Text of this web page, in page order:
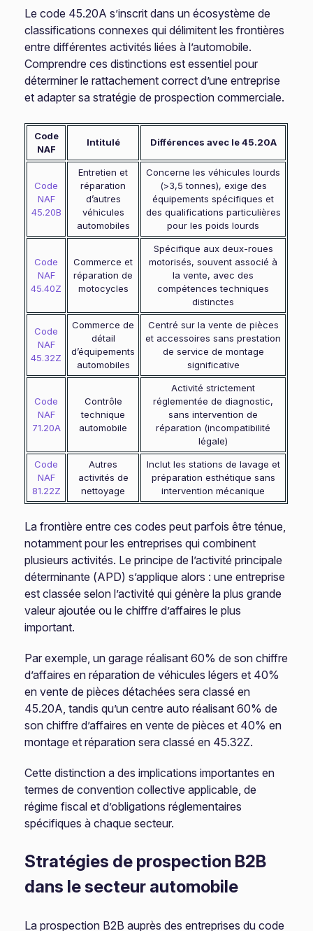
Le code 45.20A s’inscrit dans un écosystème de
classifications connexes qui délimitent les frontières
entre différentes activités liées à l’automobile.
Comprendre ces distinctions est essentiel pour
déterminer le rattachement correct d’une entreprise
et adapter sa stratégie de prospection commerciale.
Code
NAF
Intitulé Différences avec le 45.20A
Code
NAF
45.20B
Entretien et
réparation
d’autres
véhicules
automobiles
Concerne les véhicules lourds
(>3,5 tonnes), exige des
équipements spécifiques et
des qualifications particulières
pour les poids lourds
Code
NAF
45.40Z
Commerce et
réparation de
motocycles
Spécifique aux deux-roues
motorisés, souvent associé à
la vente, avec des
compétences techniques
distinctes
Code
NAF
45.32Z
Commerce de
détail
d’équipements
automobiles
Centré sur la vente de pièces
et accessoires sans prestation
de service de montage
significative
Code
NAF
71.20A
Contrôle
technique
automobile
Activité strictement
réglementée de diagnostic,
sans intervention de
réparation (incompatibilité
légale)
Code
NAF
81.22Z
Autres
activités de
nettoyage
Inclut les stations de lavage et
préparation esthétique sans
intervention mécanique
La frontière entre ces codes peut parfois être ténue,
notamment pour les entreprises qui combinent
plusieurs activités. Le principe de l’activité principale
déterminante (APD) s’applique alors : une entreprise
est classée selon l’activité qui génère la plus grande
valeur ajoutée ou le chiffre d’affaires le plus
important.
Par exemple, un garage réalisant 60% de son chiffre
d’affaires en réparation de véhicules légers et 40%
en vente de pièces détachées sera classé en
45.20A, tandis qu’un centre auto réalisant 60% de
son chiffre d’affaires en vente de pièces et 40% en
montage et réparation sera classé en 45.32Z.
Cette distinction a des implications importantes en
termes de convention collective applicable, de
régime fiscal et d’obligations réglementaires
spécifiques à chaque secteur.
Stratégies de prospection B2B
dans le secteur automobile
La prospection B2B auprès des entreprises du code